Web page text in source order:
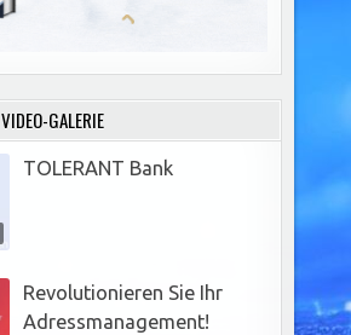
VIDEO-GALERIE
TOLERANT Bank
Revolutionieren Sie Ihr
Adressmanagement!